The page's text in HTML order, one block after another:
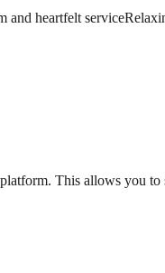
and heartfelt service
This allows you